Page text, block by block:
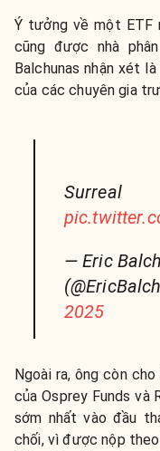
Ý tưởng về một ETF
cũng được nhà
Balchunas nhận xét
của các chuyên gia
Surreal
— Eric
2025
Ngoài ra, ông còn
của Osprey Funds
sớm nhất vào đầu
chối, vì được nộp